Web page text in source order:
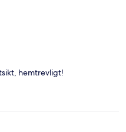
hemtrevligt!